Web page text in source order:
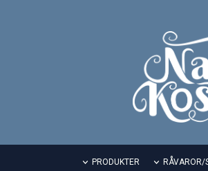
PRODUKTER RÅVAROR/